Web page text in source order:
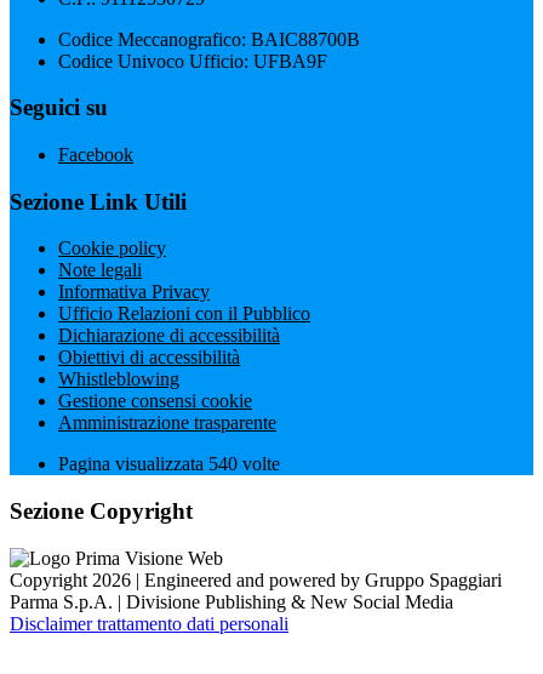
Codice Meccanografico: BAIC88700B
Codice Univoco Ufficio: UFBA9F
Seguici su
Facebook
Sezione Link Utili
Cookie policy
Note legali
Informativa Privacy
Ufficio Relazioni con il Pubblico
Dichiarazione di accessibilità
Obiettivi di accessibilità
Whistleblowing
Gestione consensi cookie
Amministrazione trasparente
Pagina visualizzata 540 volte
Sezione Copyright
Copyright 2026 | Engineered and powered by Gruppo Spaggiari
Parma S.p.A. | Divisione Publishing & New Social Media
Disclaimer trattamento dati personali